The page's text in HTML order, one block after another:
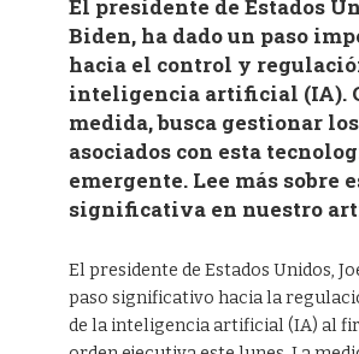
El presidente de Estados
Biden, ha dado un paso
hacia el control y
inteligencia artificial (IA).
medida, busca gestionar
asociados con esta
emergente. Lee más sobre
significativa en nuestro
El presidente de Estados Unidos,
paso significativo hacia la
de la inteligencia artificial (IA) al